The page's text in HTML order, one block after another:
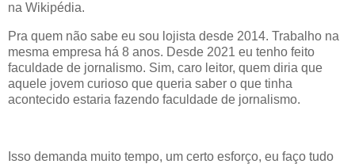
na Wikipédia.
Pra quem não sabe eu sou lojista desde 2014. Trabalho na
mesma empresa há 8 anos. Desde 2021 eu tenho feito
faculdade de jornalismo. Sim, caro leitor, quem diria que
aquele jovem curioso que queria saber o que tinha
acontecido estaria fazendo faculdade de jornalismo.
Isso demanda muito tempo, um certo esforço, eu faço tudo